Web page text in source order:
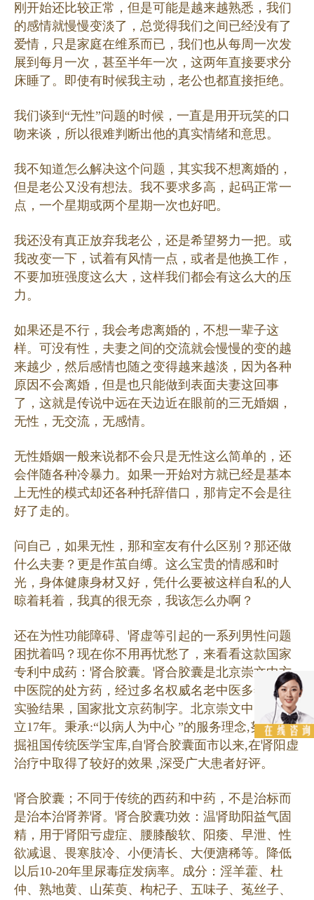
刚开始还比较正常，但是可能是越来越熟悉，我们
的感情就慢慢变淡了，总觉得我们之间已经没有了
爱情，只是家庭在维系而已，我们也从每周一次发
展到每月一次，甚至半年一次，这两年直接要求分
床睡了。即使有时候我主动，老公也都直接拒绝。
我们谈到“无性”问题的时候，一直是用开玩笑的口
吻来谈，所以很难判断出他的真实情绪和意思。
我不知道怎么解决这个问题，其实我不想离婚的，
但是老公又没有想法。我不要求多高，起码正常一
点，一个星期或两个星期一次也好吧。
我还没有真正放弃我老公，还是希望努力一把。或
我改变一下，试着有风情一点，或者是他换工作，
不要加班强度这么大，这样我们都会有这么大的压
力。
如果还是不行，我会考虑离婚的，不想一辈子这
样。可没有性，夫妻之间的交流就会慢慢的变的越
来越少，然后感情也随之变得越来越淡，因为各种
原因不会离婚，但是也只能做到表面夫妻这回事
了，这就是传说中远在天边近在眼前的三无婚姻，
无性，无交流，无感情。
无性婚姻一般来说都不会只是无性这么简单的，还
会伴随各种冷暴力。如果一开始对方就已经是基本
上无性的模式却还各种托辞借口，那肯定不会是往
好了走的。
问自己，如果无性，那和室友有什么区别？那还做
什么夫妻？更是作茧自缚。这么宝贵的情感和时
光，身体健康身材又好，凭什么要被这样自私的人
晾着耗着，我真的很无奈，我该怎么办啊？
还在为性功能障碍、肾虚等引起的一系列男性问题
困扰着吗？现在你不用再忧愁了，来看看这款国家
专利中成药：肾合胶囊。肾合胶囊是北京崇文中方
中医院的处方药，经过多名权威名老中医多年临床
实验结果，国家批文京药制字。北京崇文中医院成
立17年。秉承:“以病人为中心 ”的服务理念,努力挖
掘祖国传统医学宝库,自肾合胶囊面市以来,在肾阳虚
治疗中取得了较好的效果 ,深受广大患者好评。
肾合胶囊；不同于传统的西药和中药，不是治标而
是治本治肾养肾。肾合胶囊功效：温肾助阳益气固
精，用于肾阳亏虚症、腰膝酸软、阳痿、早泄、性
欲减退、畏寒肢冷、小便清长、大便溏稀等。降低
以后10-20年里尿毒症发病率。成分：淫羊藿、杜
仲、熟地黄、山茱萸、枸杞子、五味子、菟丝子、